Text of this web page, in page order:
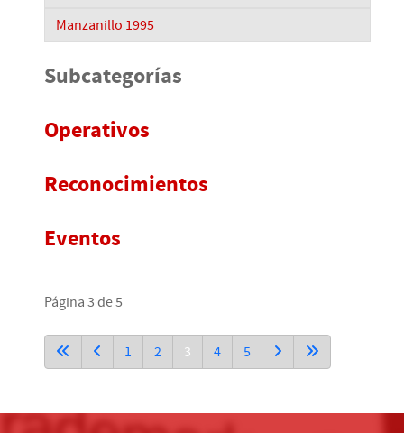
Manzanillo 1995
Subcategorías
Operativos
Reconocimientos
Eventos
Página 3 de 5
1 2 3 4 5